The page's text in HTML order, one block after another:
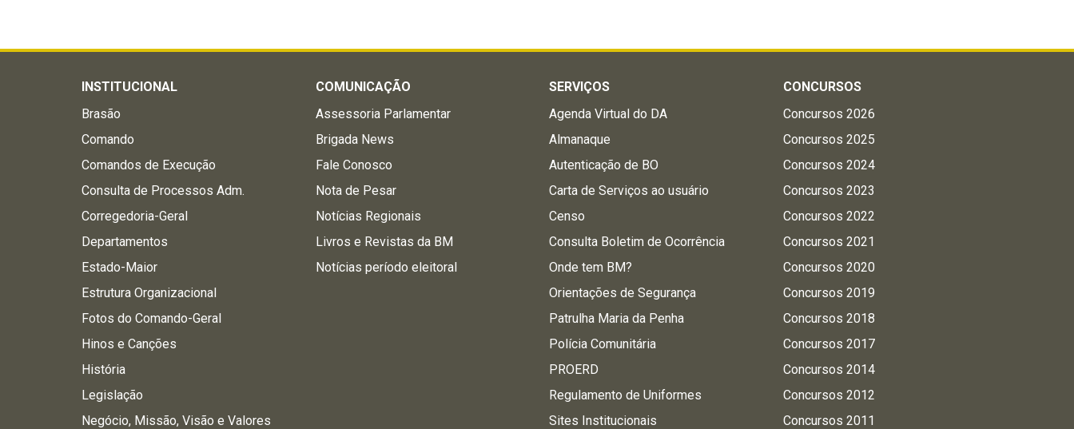
INSTITUCIONAL
Brasão
Comando
Comandos de Execução
Consulta de Processos Adm.
Corregedoria-Geral
Departamentos
Estado-Maior
Estrutura Organizacional
Fotos do Comando-Geral
Hinos e Canções
História
Legislação
Negócio, Missão, Visão e Valores
COMUNICAÇÃO
Assessoria Parlamentar
Brigada News
Fale Conosco
Nota de Pesar
Notícias Regionais
Livros e Revistas da BM
Notícias período eleitoral
SERVIÇOS
Agenda Virtual do DA
Almanaque
Autenticação de BO
Carta de Serviços ao usuário
Censo
Consulta Boletim de Ocorrência
Onde tem BM?
Orientações de Segurança
Patrulha Maria da Penha
Polícia Comunitária
PROERD
Regulamento de Uniformes
Sites Institucionais
CONCURSOS
Concursos 2026
Concursos 2025
Concursos 2024
Concursos 2023
Concursos 2022
Concursos 2021
Concursos 2020
Concursos 2019
Concursos 2018
Concursos 2017
Concursos 2014
Concursos 2012
Concursos 2011